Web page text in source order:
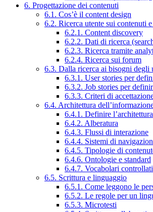
6. Progettazione dei contenuti
6.1. Cos’è il content design
6.2. Ricerca utente sui contenuti
6.2.1. Content discovery
6.2.2. Dati di ricerca
6.2.3. Ricerca tramite
6.2.4. Ricerca sui forum
6.3. Dalla ricerca ai bisogni degli
6.3.1. User stories per
6.3.2. Job stories per
6.3.3. Criteri di
6.4. Architettura
6.4.1. Definire
6.4.2. Alberatura
6.4.3. Flussi di interazione
6.4.4. Sistemi di
6.4.5. Tipologie di
6.4.6. Ontologie e standard
6.4.7. Vocabolari
6.5. Scrittura e linguaggio
6.5.1. Come leggono le
6.5.2. Le regole per un
6.5.3. Microtesti